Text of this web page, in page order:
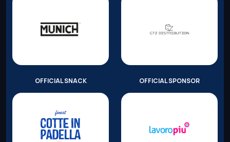
OFFICIAL SNACK OFFICIAL SPONSOR